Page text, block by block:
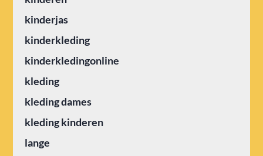
kinderjas
kinderkleding
kinderkledingonline
kleding
kleding dames
kleding kinderen
lange